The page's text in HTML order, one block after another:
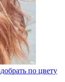
по цвету